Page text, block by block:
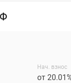
Нач. взнос
от